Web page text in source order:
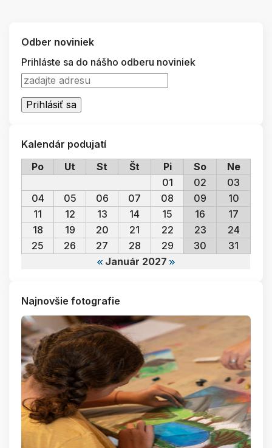
Odber noviniek
Prihláste sa do nášho odberu noviniek
Kalendár podujatí
Po
Ut St Št Pi So Ne
Január 2027
01 02
03
04
05 06 07 08 09
10
11
12 13 14 15 16
17
18
19 20 21 22 23
24
25
26 27 28 29 30 31
Najnovšie fotografie